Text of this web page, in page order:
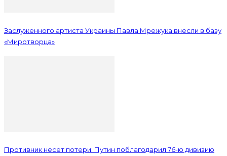
Заслуженного артиста Украины Павла Мрежука внесли в базу
«Миротворца»
Противник несет потери: Путин поблагодарил 76-ю дивизию